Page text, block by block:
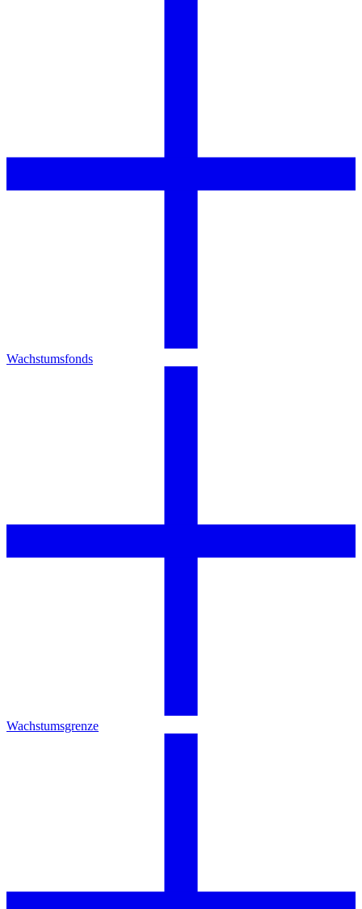
Wachstumsfonds
Wachstumsgrenze